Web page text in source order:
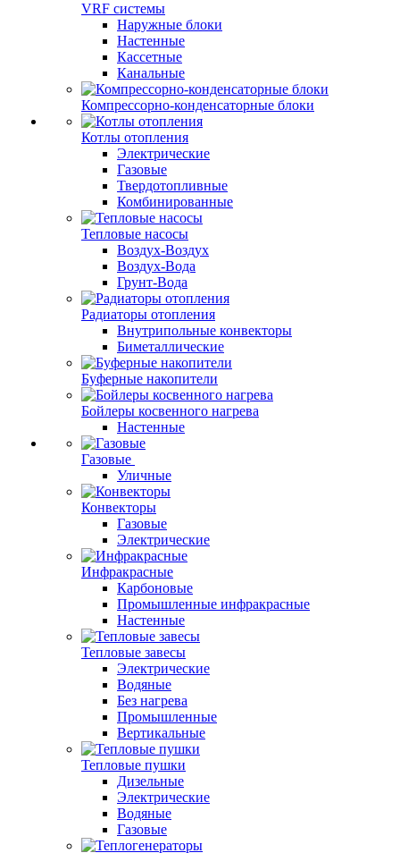
VRF системы
Наружные блоки
Настенные
Кассетные
Канальные
Компрессорно-конденсаторные блоки
Котлы отопления
Электрические
Газовые
Твердотопливные
Комбинированные
Тепловые насосы
Воздух-Воздух
Воздух-Вода
Грунт-Вода
Радиаторы отопления
Внутрипольные конвекторы
Биметаллические
Буферные накопители
Бойлеры косвенного нагрева
Настенные
Газовые
Уличные
Конвекторы
Газовые
Электрические
Инфракрасные
Карбоновые
Промышленные инфракрасные
Настенные
Тепловые завесы
Электрические
Водяные
Без нагрева
Промышленные
Вертикальные
Тепловые пушки
Дизельные
Электрические
Водяные
Газовые